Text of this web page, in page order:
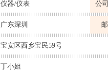
仪器/仪表 公
广东深圳
宝安区西乡宝民59号
丁小姐